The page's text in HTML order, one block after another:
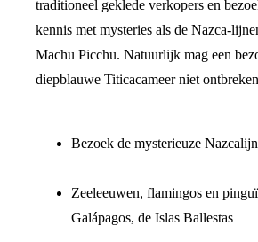
traditioneel geklede verkopers en
kennis met mysteries als de Nazca-
Machu Picchu. Natuurlijk mag een
diepblauwe Titicacameer niet
Bezoek de mysterieuze
Zeeleeuwen, flamingos en
Galápagos, de Islas Ballestas